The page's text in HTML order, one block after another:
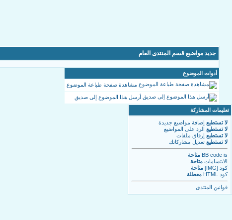
جديد مواضيع قسم المنتدى العام
أدوات الموضوع
مشاهدة صفحة طباعة الموضوع
أرسل هذا الموضوع إلى صديق
تعليمات المشاركة
لا تستطيع إضافة مواضيع جديدة
لا تستطيع الرد على المواضيع
لا تستطيع إرفاق ملفات
لا تستطيع تعديل مشاركاتك
BB code is
متاحة
الابتسامات متاحة
كود [IMG]
متاحة
كود HTML
معطلة
قوانين المنتدى